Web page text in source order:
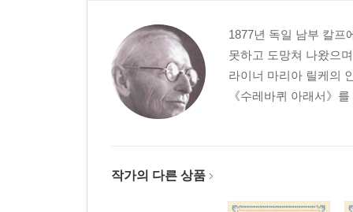
1877년 독일 남부 칼프
못하고 도망쳐 나왔으
라이너 마리아 릴케의
《수레바퀴 아래서》
작가의 다른 상품